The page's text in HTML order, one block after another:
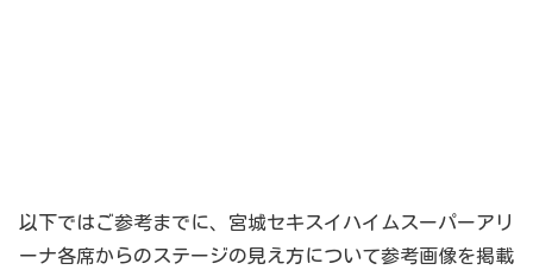
以下ではご参考までに、宮城セキスイハイムスーパーアリ
ーナ各席からのステージの見え方について参考画像を掲載